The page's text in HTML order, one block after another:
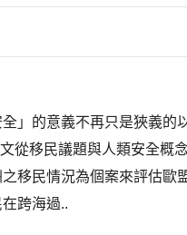
」的意義不再只是狹義
從移民議題與人類安全
移民情況為個案來評估
跨海過..